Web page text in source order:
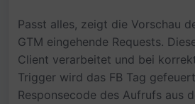
Passt alles, zeigt die Vorschau
GTM eingehende Requests.
Client verarbeitet und bei
Trigger wird das FB Tag
Responsecode des Aufrufs aus